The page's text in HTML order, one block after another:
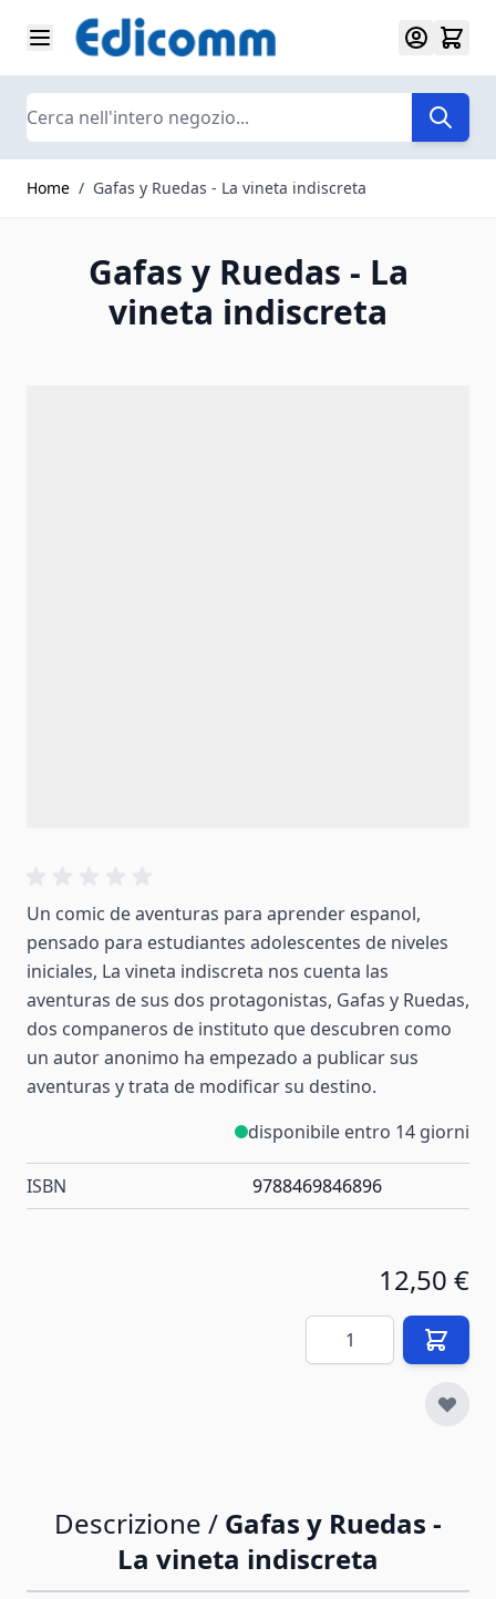
Salta al contenuto
Search
Home / Gafas y Ruedas - La vineta indiscreta
Gafas y Ruedas - La
vineta indiscreta
Un comic de aventuras para aprender espanol,
pensado para estudiantes adolescentes de niveles
iniciales, La vineta indiscreta nos cuenta las
aventuras de sus dos protagonistas, Gafas y Ruedas,
dos companeros de instituto que descubren como
un autor anonimo ha empezado a publicar sus
aventuras y trata de modificar su destino.
disponibile entro 14 giorni
ISBN 9788469846896
12,50 €
Quantità
Descrizione / Gafas y Ruedas -
La vineta indiscreta